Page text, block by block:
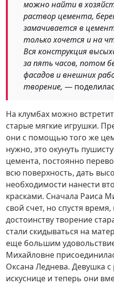
можно найти в
раствор цемента,
замачивается в
только хочется и на
Вся конструкция
за пять часов, потом
фасадов и внешних
творение, —
На клумбах можно
старые мягкие игрушки.
они с помощью того же
нужно, это окунуть
цемента, постоянно
всю поверхность, дать
необходимости нанести
красками. Сначала Раиса
свой счет, но спустя
достоинству творение
стали скидываться на
еще большим
Михайловне
Оксана Леднева. Девушка
искуснице и теперь они